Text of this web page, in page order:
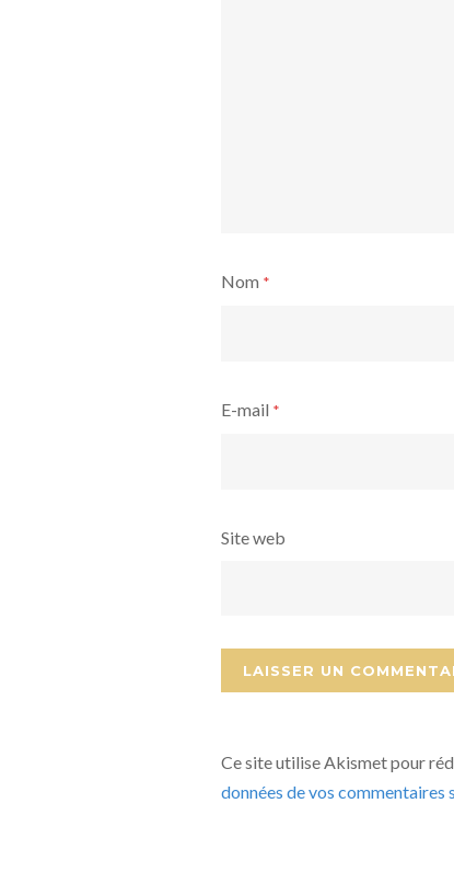
Nom *
E-mail *
Site web
Ce site utilise Akismet pour
données de vos commentaires